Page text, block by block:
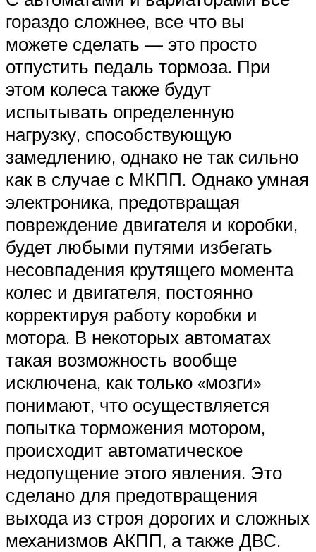
гораздо сложнее, все что вы
можете сделать — это просто
отпустить педаль тормоза. При
этом колеса также будут
испытывать определенную
нагрузку, способствующую
замедлению, однако не так сильно
как в случае с МКПП. Однако умная
электроника, предотвращая
повреждение двигателя и коробки,
будет любыми путями избегать
несовпадения крутящего момента
колес и двигателя, постоянно
корректируя работу коробки и
мотора. В некоторых автоматах
такая возможность вообще
исключена, как только «мозги»
понимают, что осуществляется
попытка торможения мотором,
происходит автоматическое
недопущение этого явления. Это
сделано для предотвращения
выхода из строя дорогих и сложных
механизмов АКПП, а также ДВС.